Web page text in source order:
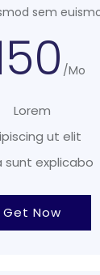
sem
/Mo
Lorem
ut elit
sunt explicabo
Get Now